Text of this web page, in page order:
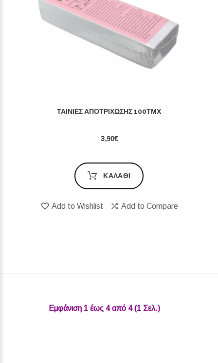
ΤΑΙΝΊΕΣ ΑΠΟΤΡΊΧΩΣΗΣ 100ΤΜΧ
3,90€
ΚΑΛΆΘΙ
Add to Wishlist Add to Compare
Εμφάνιση 1 έως 4 από 4 (1 Σελ.)‎